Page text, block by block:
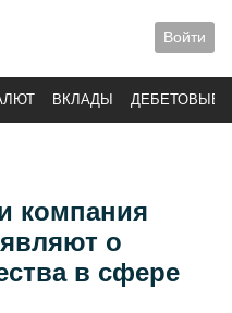
Войти
ВКЛАДЫ ДЕБЕТОВЫЕ
компания
о
в сфере